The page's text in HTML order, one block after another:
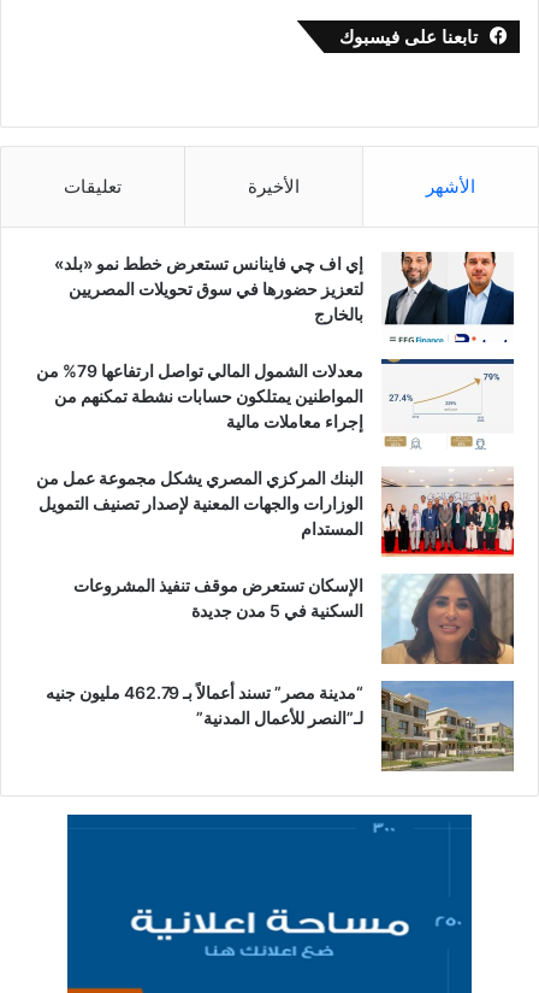
تابعنا على فيسبوك
الأشهر الأخيرة تعليقات
إي اف چي فاينانس تستعرض خطط نمو «بلد»
لتعزيز حضورها في سوق تحويلات المصريين
بالخارج
معدلات الشمول المالي تواصل ارتفاعها 79% من
المواطنين يمتلكون حسابات نشطة تمكنهم من
إجراء معاملات مالية
البنك المركزي المصري يشكل مجموعة عمل من
الوزارات والجهات المعنية لإصدار تصنيف التمويل
المستدام
الإسكان تستعرض موقف تنفيذ المشروعات
السكنية في 5 مدن جديدة
“مدينة مصر” تسند أعمالاً بـ 462.79 مليون جنيه
لـ”النصر للأعمال المدنية”